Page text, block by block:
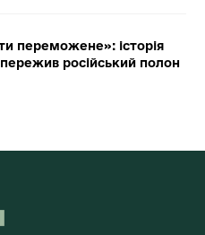
переможене»: історія
російський полон